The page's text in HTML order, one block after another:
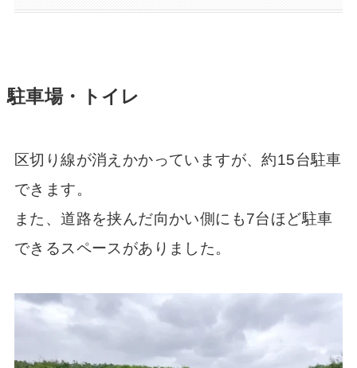
駐車場・トイレ
区切り線が消えかかっていますが、約15台駐車
できます。
また、道路を挟んだ向かい側にも7台ほど駐車
できるスペースがありました。